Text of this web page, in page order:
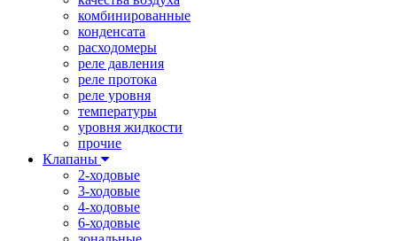
комбинированные
конденсата
расходомеры
реле давления
реле протока
реле уровня
температуры
уровня жидкости
прочие
Клапаны
2-ходовые
3-ходовые
4-ходовые
6-ходовые